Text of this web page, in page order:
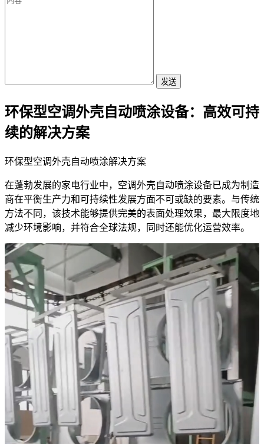
发送
环保型空调外壳自动喷涂设备：高效可持
续的解决方案
环保型空调外壳自动喷涂解决方案
在蓬勃发展的家电行业中，空调外壳自动喷涂设备已成为制造
商在平衡生产力和可持续性发展方面不可或缺的要素。与传统
方法不同，该技术能够提供完美的表面处理效果，最大限度地
减少环境影响，并符合全球法规，同时还能优化运营效率。